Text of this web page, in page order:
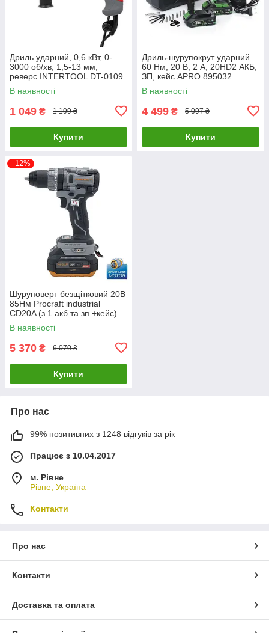
Дриль ударний, 0,6 кВт, 0-
3000 об/хв, 1,5-13 мм,
реверс INTERTOOL DT-0109
В наявності
1 049 ₴ 1 199 ₴
Купити
Дриль-шурупокрут ударний
60 Нм, 20 В, 2 А, 20HD2 АКБ,
ЗП, кейс APRO 895032
В наявності
4 499 ₴ 5 097 ₴
Купити
–12%
Шуруповерт безщітковий 20В
85Нм Procraft industrial
CD20A (з 1 акб та зп +кейс)
В наявності
5 370 ₴ 6 070 ₴
Купити
Про нас
99% позитивних з 1248 відгуків за рік
Працює з 10.04.2017
м. Рівне
Рівне, Україна
Контакти
Про нас
Контакти
Доставка та оплата